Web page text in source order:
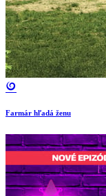
Farmár hľadá ženu